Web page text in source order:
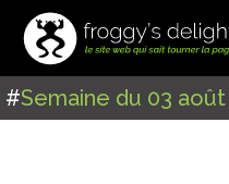
#Semaine du 03